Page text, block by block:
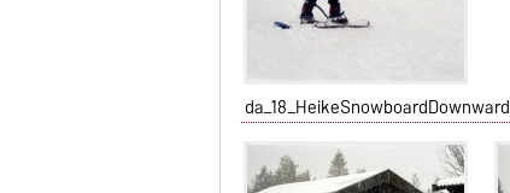
da_18_HeikeSnowboardDownward